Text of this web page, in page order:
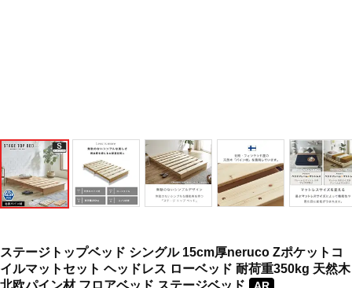
ステージトップベッド シングル 15cm厚neruco Zポケットコ
イルマットセット ヘッドレス ローベッド 耐荷重350kg 天然木
北欧パイン材 フロアベッド ステージベッド